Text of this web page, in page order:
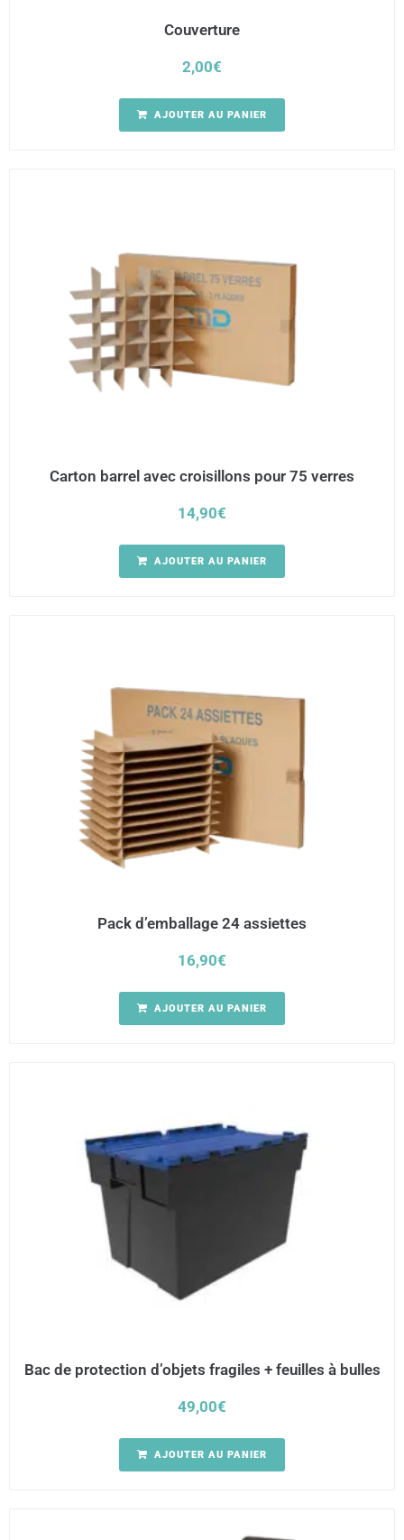
Couverture
2,00€
AJOUTER AU PANIER
Carton barrel avec croisillons pour 75 verres
14,90€
AJOUTER AU PANIER
Pack d’emballage 24 assiettes
16,90€
AJOUTER AU PANIER
Bac de protection d’objets fragiles + feuilles à bulles
49,00€
AJOUTER AU PANIER